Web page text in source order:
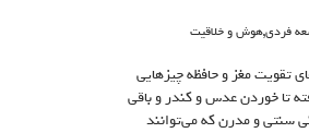
فردی,هوش و خلاقیت
تقویت مغز و حافظه چیزهایی
تا خوردن عدس و کندر و باقی
سنتی و مدرن که می‌توانند